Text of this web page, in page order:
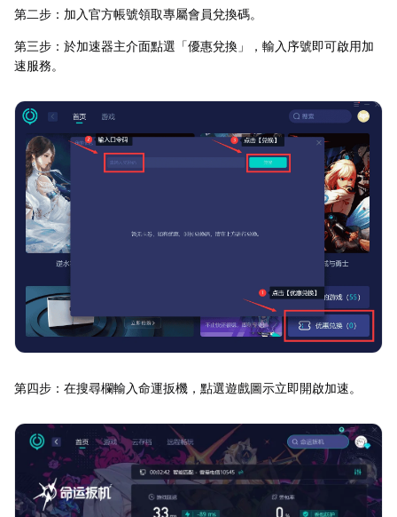
第二步：加入官方帳號領取專屬會員兌換碼。
第三步：於加速器主介面點選「優惠兌換」，輸入序號即可啟用加
速服務。
第四步：在搜尋欄輸入命運扳機，點選遊戲圖示立即開啟加速。